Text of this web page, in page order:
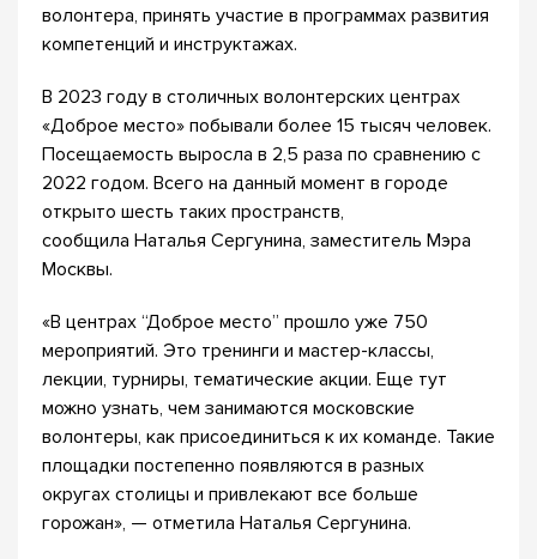
волонтера, принять участие в программах развития
компетенций и инструктажах.
В 2023 году в столичных волонтерских центрах
«Доброе место» побывали более 15 тысяч человек.
Посещаемость выросла в 2,5 раза по сравнению с
2022 годом. Всего на данный момент в городе
открыто шесть таких пространств,
сообщила Наталья Сергунина, заместитель Мэра
Москвы.
«В центрах “Доброе место” прошло уже 750
мероприятий. Это тренинги и мастер-классы,
лекции, турниры, тематические акции. Еще тут
можно узнать, чем занимаются московские
волонтеры, как присоединиться к их команде. Такие
площадки постепенно появляются в разных
округах столицы и привлекают все больше
горожан», — отметила Наталья Сергунина.